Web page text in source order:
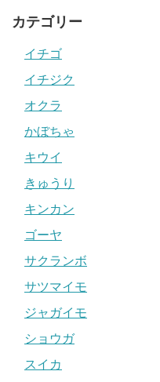
カテゴリー
イチゴ
イチジク
オクラ
かぼちゃ
キウイ
きゅうり
キンカン
ゴーヤ
サクランボ
サツマイモ
ジャガイモ
ショウガ
スイカ